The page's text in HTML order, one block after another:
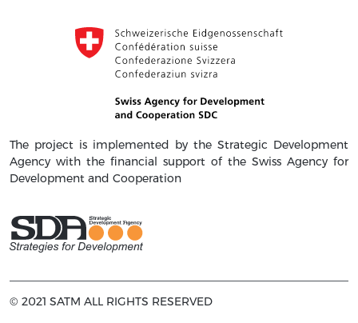
The project is implemented by the Strategic Development
Agency with the financial support of the Swiss Agency for
Development and Cooperation
© 2021 SATM ALL RIGHTS RESERVED